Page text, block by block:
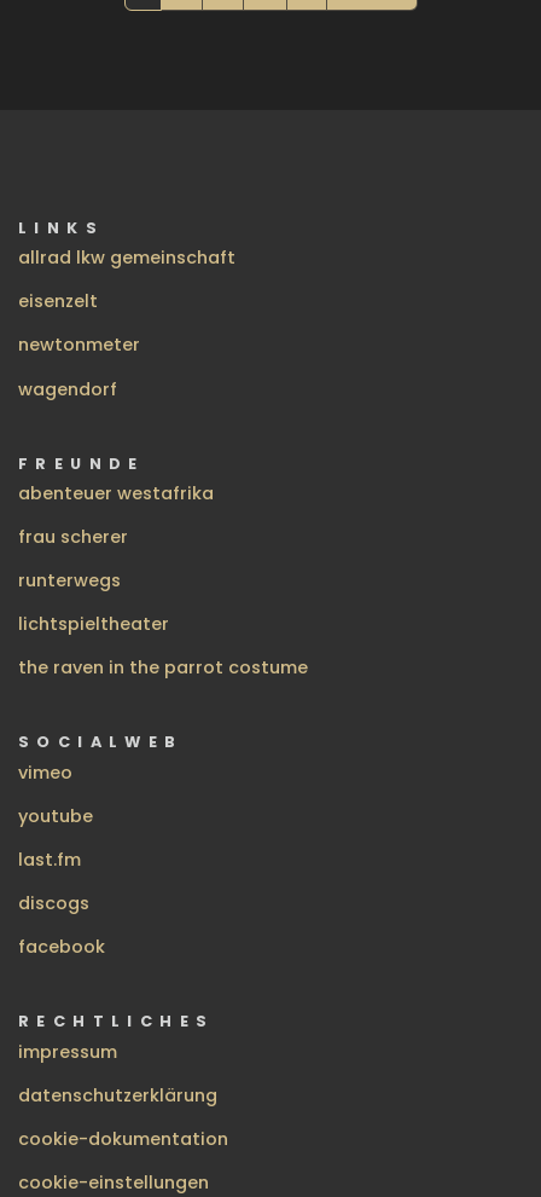
LINKS
allrad lkw gemeinschaft
eisenzelt
newtonmeter
wagendorf
FREUNDE
abenteuer westafrika
frau scherer
runterwegs
lichtspieltheater
the raven in the parrot costume
SOCIALWEB
vimeo
youtube
last.fm
discogs
facebook
RECHTLICHES
impressum
datenschutzerklärung
cookie-dokumentation
cookie-einstellungen